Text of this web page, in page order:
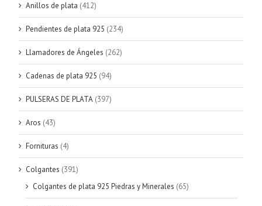
Anillos de plata (412)
Pendientes de plata 925 (234)
Llamadores de Ángeles (262)
Cadenas de plata 925 (94)
PULSERAS DE PLATA (397)
Aros (43)
Fornituras (4)
Colgantes (391)
Colgantes de plata 925 Piedras y Minerales (65)